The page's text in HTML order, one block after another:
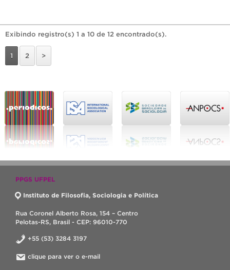
Exibindo registro(s) 1 a 10 de 12 encontrado(s).
1 2 >
PPGS UFPEL
Instituto de Filosofia, Sociologia e Política
Rua Coronel Alberto Rosa, 154 – Centro
Pelotas-RS, Brasil - CEP: 96010-770
+55 (53) 3284 3197
clique para ver o e-mail